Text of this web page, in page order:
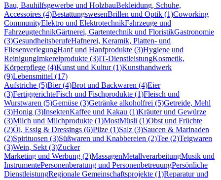
Bau, Bauhilfsgewerbe und HolzbauBekleidung, Schuhe,
Accessoires (4)BestattungswesenBrillen und Optik (1)Coworking
CommunityElektro und ElektrotechnikFahrzeuge und
FahrzeugtechnikGärtnerei, Gartentechnik und FloristikGastronomie
(3)GesundheitsberufeHafnerei, Keramik, Platten- und
FliesenverlegungHanf und Hanfprodukte (3)Hygiene und
ReinigungImkereiprodukte (3)IT-DienstleistungKosmetik,
Körperpflege (4)Kunst und Kultur (1)Kunsthandwerk
(9)Lebensmittel (17)
Aufstriche (5)Bier (4)Brot und Backwaren (4)Eier
(3)FertiggerichteFisch und Fischprodukte (1)Fleisch und
Wurstwaren (5)Gemüse (3)Getränke alkoholfrei (5)Getreide, Mehl
(3)Honig (3)InsektenKaffee und Kakau (1)Kräuter und Gewürze
(3)Milch und Milchprodukte (1)MostMüsli (1)Obst und Früchte
(2)Öl, Essig & Dressings (6)Pilze (1)Salz (3)Saucen & Marinaden
(2)Spirituosen (3)Süßwaren und Knabbereien (2)Tee (2)Teigwaren
(3)Wein, Sekt (3)Zucker
Marketing und Werbung (2)MassagenMetallverarbeitungMusik und
InstrumentePersonenberatung und PersonenbetreuungPersönliche
DienstleistungRegionale Gemeinschaftsprojekte (1)Reparatur und